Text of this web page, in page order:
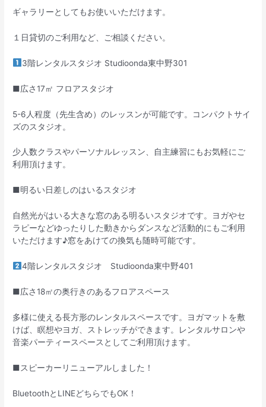
ギャラリーとしてもお使いいただけます。
１日貸切のご利用など、ご相談ください。
3階レンタルスタジオ Studioonda東中野301
■広さ17㎡ フロアスタジオ
5-6人程度（先生含め）のレッスンが可能です。コンパクトサイ
ズのスタジオ。
少人数クラスやパーソナルレッスン、自主練習にもお気軽にご
利用頂けます。
■明るい日差しのはいるスタジオ
自然光がはいる大きな窓のある明るいスタジオです。ヨガやセ
ラピーなどゆったりした動きからダンスなど活動的にもご利用
いただけます♪窓をあけての換気も随時可能です。
4階レンタルスタジオ Studioonda東中野401
■広さ18㎡の奥行きのあるフロアスペース
多様に使える長方形のレンタルスペースです。ヨガマットを敷
けば、瞑想やヨガ、ストレッチができます。レンタルサロンや
音楽パーティースペースとしてご利用頂けます。
■スピーカーリニューアルしました！
BluetoothとLINEどちらでもOK！